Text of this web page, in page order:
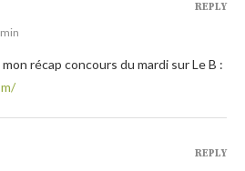
récap concours du mardi sur Le B :
REPLY
REPLY